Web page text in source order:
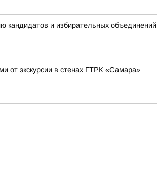
кандидатов и избирательных объединений
от экскурсии в стенах ГТРК «Самара»